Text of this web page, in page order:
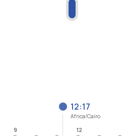
12:17
Africa/Cairo
9 12